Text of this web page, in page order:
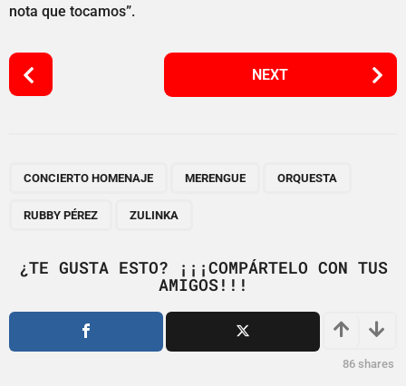
nota que tocamos”.
P
o
i
o
NEXT
CONCIERTO HOMENAJE MERENGUE ORQUESTA
RUBBY PÉREZ ZULINKA
¿TE GUSTA ESTO? ¡¡¡COMPÁRTELO CON TUS
AMIGOS!!!
86 shares